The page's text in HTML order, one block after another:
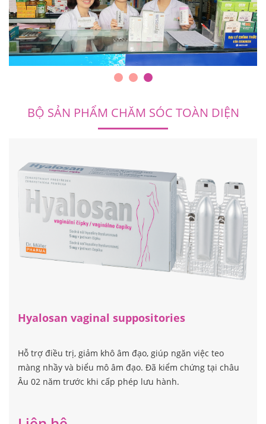
BỘ SẢN PHẨM CHĂM SÓC TOÀN DIỆN
Hyalosan vaginal suppositories
Hỗ trợ điều trị, giảm khô âm đạo, giúp ngăn việc teo
màng nhầy và biểu mô âm đạo. Đã kiểm chứng tại châu
Âu 02 năm trước khi cấp phép lưu hành.